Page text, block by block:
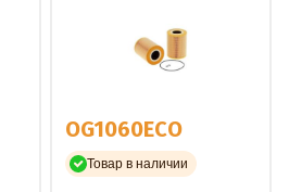
OG1060ECO
Товар в наличии